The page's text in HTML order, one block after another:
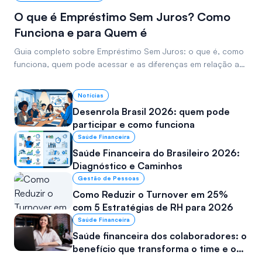
O que é Empréstimo Sem Juros? Como
Funciona e para Quem é
Guia completo sobre Empréstimo Sem Juros: o que é, como
funciona, quem pode acessar e as diferenças em relação ao
Notícias
Desenrola Brasil 2026: quem pode
participar e como funciona
Saúde Financeira
Saúde Financeira do Brasileiro 2026:
Diagnóstico e Caminhos
Gestão de Pessoas
Como Reduzir o Turnover em 25%
com 5 Estratégias de RH para 2026
Saúde Financeira
Saúde financeira dos colaboradores: o
benefício que transforma o time e o